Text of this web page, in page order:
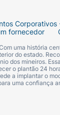
Corporativos
fornecedor
uma história
do estado.
dos mineiros.
o plantão 24
a implantar o
uma